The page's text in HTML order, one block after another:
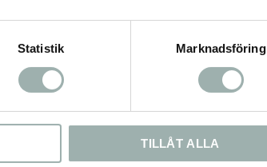
Statistik Marknadsföring
TILLÅT ALLA